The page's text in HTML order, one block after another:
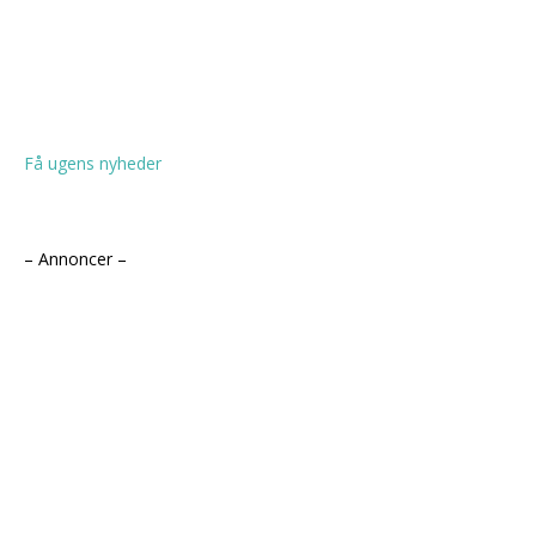
Få ugens nyheder
– Annoncer –